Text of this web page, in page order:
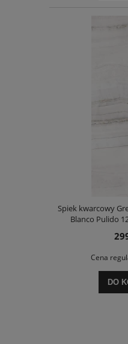
Spiek kwarcowy
Blanco Pulido
luksusowa
Cena
DO